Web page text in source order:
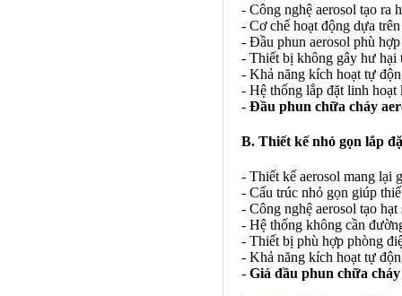
- Công nghệ aerosol tạo ra
- Cơ chế hoạt động dựa
- Đầu phun aerosol phù
- Thiết bị không gây hư hại
- Khả năng kích hoạt tự
- Hệ thống lắp đặt linh
- Đầu phun chữa cháy
B. Thiết kế nhỏ gọn lắp
- Thiết kế aerosol mang lại
- Cấu trúc nhỏ gọn giúp
- Công nghệ aerosol tạo
- Hệ thống không cần
- Thiết bị phù hợp phòng
- Khả năng kích hoạt tự
- Giá đầu phun chữa cháy